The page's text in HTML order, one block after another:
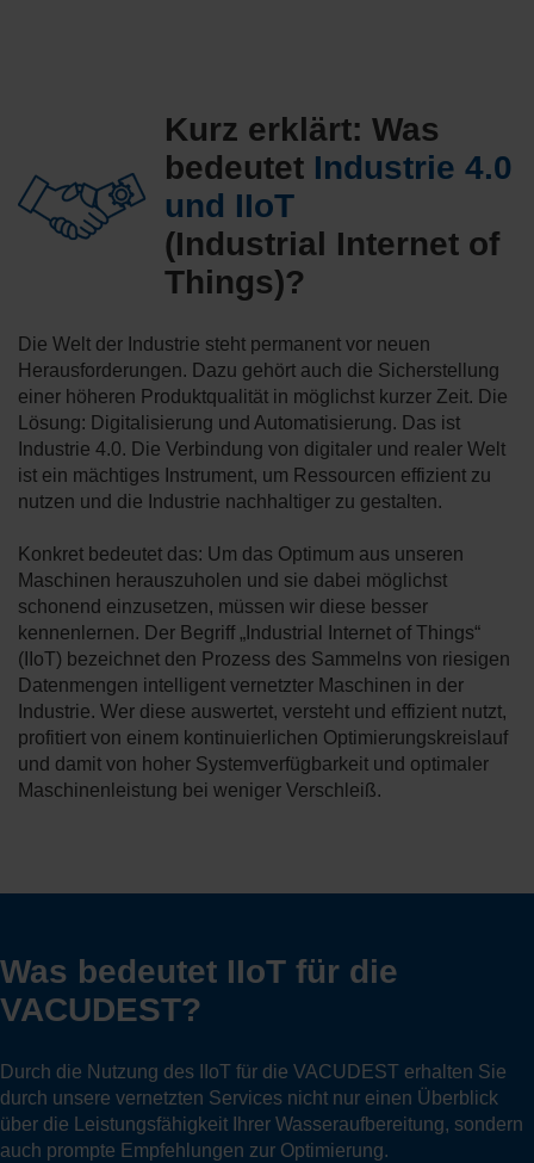
Kurz erklärt: Was
bedeutet Industrie 4.0
und IIoT
(Industrial Internet of
Things)?
Die Welt der Industrie steht permanent vor neuen
Herausforderungen. Dazu gehört auch die Sicherstellung
einer höheren Produktqualität in möglichst kurzer Zeit. Die
Lösung: Digitalisierung und Automatisierung. Das ist
Industrie 4.0. Die Verbindung von digitaler und realer Welt
ist ein mächtiges Instrument, um Ressourcen effizient zu
nutzen und die Industrie nachhaltiger zu gestalten.
Konkret bedeutet das: Um das Optimum aus unseren
Maschinen herauszuholen und sie dabei möglichst
schonend einzusetzen, müssen wir diese besser
kennenlernen. Der Begriff „Industrial Internet of Things“
(IIoT) bezeichnet den Prozess des Sammelns von riesigen
Datenmengen intelligent vernetzter Maschinen in der
Industrie. Wer diese auswertet, versteht und effizient nutzt,
profitiert von einem kontinuierlichen Optimierungskreislauf
und damit von hoher Systemverfügbarkeit und optimaler
Maschinenleistung bei weniger Verschleiß.
Was bedeutet IIoT für die
VACUDEST?
Durch die Nutzung des IIoT für die VACUDEST erhalten Sie
durch unsere vernetzten Services nicht nur einen Überblick
über die Leistungsfähigkeit Ihrer Wasseraufbereitung, sondern
auch prompte Empfehlungen zur Optimierung.